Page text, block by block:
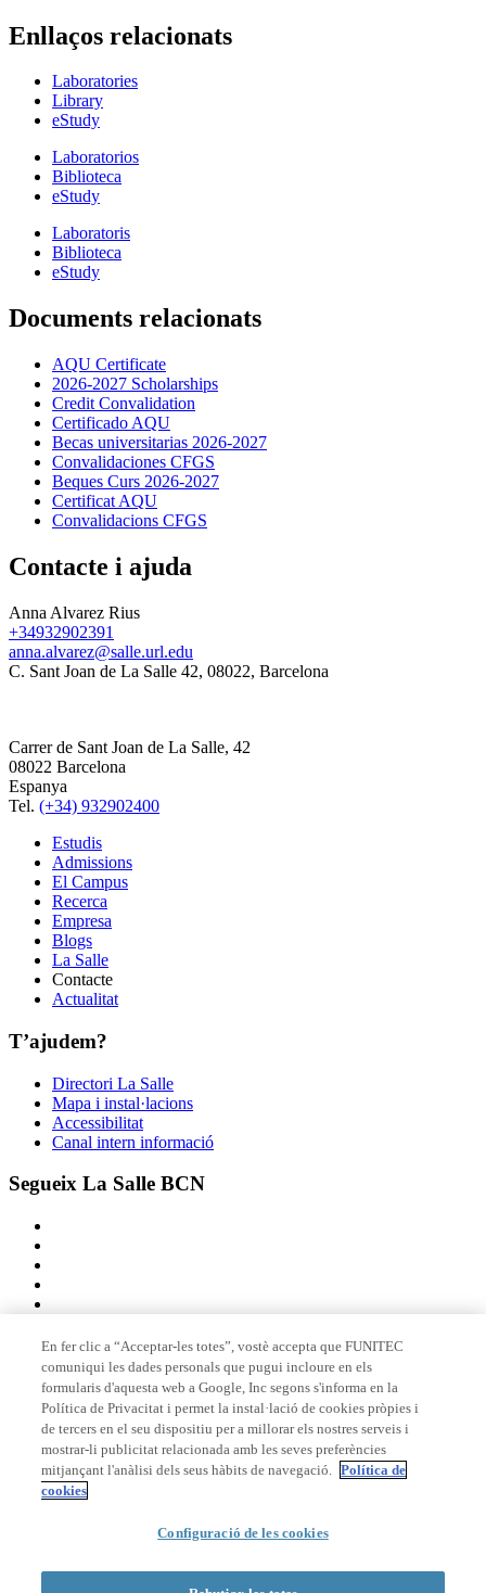
Enllaços relacionats
Laboratories
Library
eStudy
Laboratorios
Biblioteca
eStudy
Laboratoris
Biblioteca
eStudy
Documents relacionats
AQU Certificate
2026-2027 Scholarships
Credit Convalidation
Certificado AQU
Becas universitarias 2026-2027
Convalidaciones CFGS
Beques Curs 2026-2027
Certificat AQU
Convalidacions CFGS
Contacte i ajuda
Anna Alvarez Rius
+34932902391
anna.alvarez@salle.url.edu
C. Sant Joan de La Salle 42, 08022, Barcelona
Carrer de Sant Joan de La Salle, 42
08022 Barcelona
Espanya
Tel. (+34) 932902400
Estudis
Admissions
El Campus
Recerca
Empresa
Blogs
La Salle
Contacte
Actualitat
T’ajudem?
Directori La Salle
Mapa i instal·lacions
Accessibilitat
Canal intern informació
Segueix La Salle BCN
Membre de
Acreditacions
© 2026 La Salle Campus Barcelona - URL |Avís legal
En fer clic a “Acceptar-les totes”, vostè accepta que FUNITEC
comuniqui les dades personals que pugui incloure en els
formularis d'aquesta web a Google, Inc segons s'informa en la
Política de Privacitat i permet la instal·lació de cookies pròpies i
de tercers en el seu dispositiu per a millorar els nostres serveis i
mostrar-li publicitat relacionada amb les seves preferències
mitjançant l'anàlisi dels seus hàbits de navegació. Política de
cookies
Configuració de les cookies